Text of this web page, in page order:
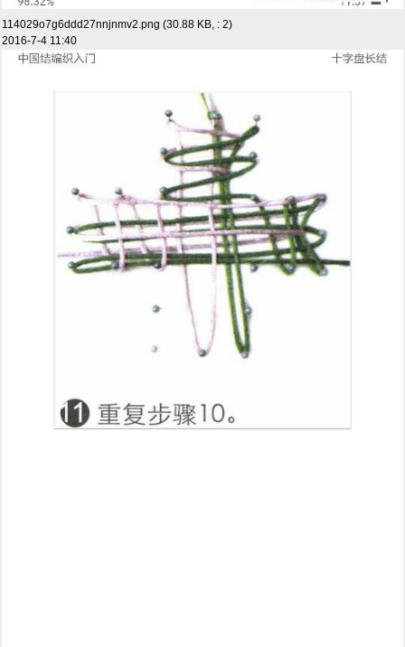
114029o7g6ddd27nnjnmv2.png (30.88 KB, : 2)
2016-7-4 11:40